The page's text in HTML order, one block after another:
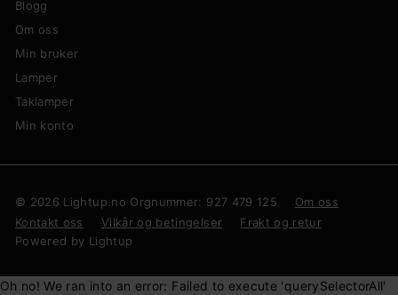
Blogg
Om oss
Min bruker
Lamper
Taklamper
Min konto
© 2026 Lightup.no Orgnummer: 927 479 125
Om oss
Kontakt oss
Vilkår og betingelser
Frakt og retur
Powered by Lightup
Oh no! We ran into an error: Failed to execute 'querySelectorAll'